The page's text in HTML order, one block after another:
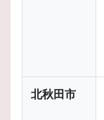
北秋田市